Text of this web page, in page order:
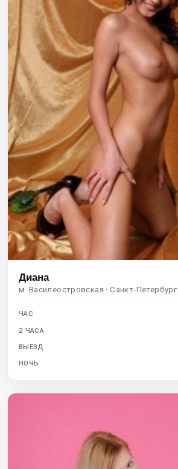
Диана
м. Василеостровская · Санкт-Петербург
ЧАС
2 ЧАСА
ВЫЕЗД
НОЧЬ